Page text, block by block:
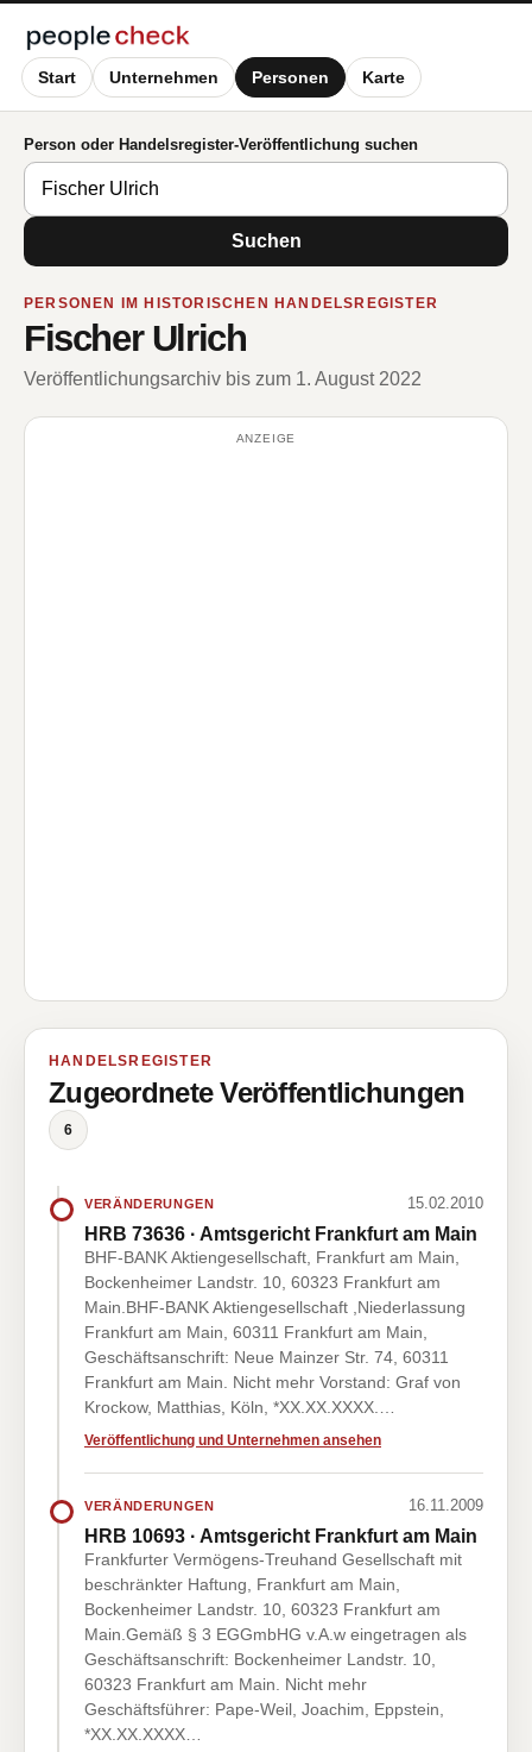
Start Unternehmen Personen Karte
Person oder Handelsregister-Veröffentlichung suchen
Suchen
PERSONEN IM HISTORISCHEN HANDELSREGISTER
Fischer Ulrich
Veröffentlichungsarchiv bis zum 1. August 2022
ANZEIGE
HANDELSREGISTER
Zugeordnete Veröffentlichungen
6
VERÄNDERUNGEN 15.02.2010
HRB 73636 · Amtsgericht Frankfurt am Main
BHF-BANK Aktiengesellschaft, Frankfurt am Main,
Bockenheimer Landstr. 10, 60323 Frankfurt am
Main.BHF-BANK Aktiengesellschaft ,Niederlassung
Frankfurt am Main, 60311 Frankfurt am Main,
Geschäftsanschrift: Neue Mainzer Str. 74, 60311
Frankfurt am Main. Nicht mehr Vorstand: Graf von
Krockow, Matthias, Köln, *XX.XX.XXXX.…
Veröffentlichung und Unternehmen ansehen
VERÄNDERUNGEN 16.11.2009
HRB 10693 · Amtsgericht Frankfurt am Main
Frankfurter Vermögens-Treuhand Gesellschaft mit
beschränkter Haftung, Frankfurt am Main,
Bockenheimer Landstr. 10, 60323 Frankfurt am
Main.Gemäß § 3 EGGmbHG v.A.w eingetragen als
Geschäftsanschrift: Bockenheimer Landstr. 10,
60323 Frankfurt am Main. Nicht mehr
Geschäftsführer: Pape-Weil, Joachim, Eppstein,
*XX.XX.XXXX…